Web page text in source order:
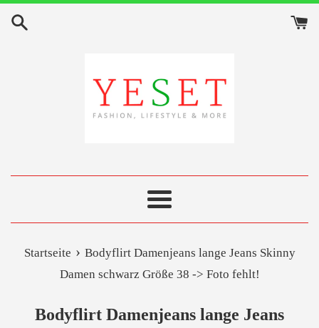
zum
Menü
Startseite › Bodyflirt Damenjeans lange Jeans Skinny
Damen schwarz Größe 38 -> Foto fehlt!
Bodyflirt Damenjeans lange Jeans